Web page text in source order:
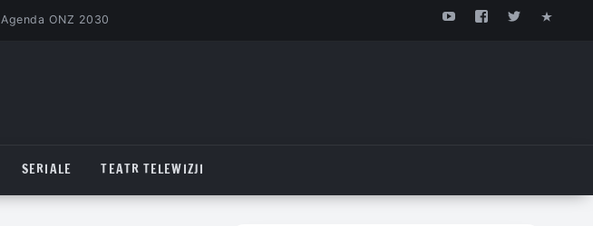
Agenda ONZ 2030
SERIALE TEATR TELEWIZJI